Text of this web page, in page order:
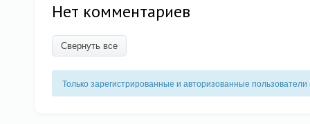
Нет комментариев
Свернуть все
Только зарегистрированные и авторизованные